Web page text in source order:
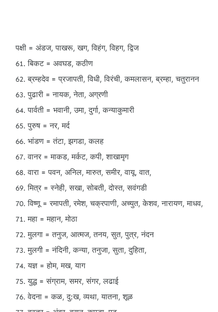
पक्षी = अंडज, पाखरू, खग, विहंग, विहग, द्विज
बिकट = अवघड, कठीण
ब्रम्हदेव = प्रजापती, विधी, विरंची, कमलासन, ब्रम्हा, चतुरानन
पुढारी = नायक, नेता, अग्रणी
पार्वती = भवानी, उमा, दुर्गा, कन्याकुमारी
पुरुष = नर, मर्द
भांडण = तंटा, झगडा, कलह
वानर = माकड, मर्कट, कपी, शाखामृग
वारा = पवन, अनिल, मारुत, समीर, वायू, वात,
मित्र = स्नेही, सखा, सोबती, दोस्त, सवंगडी
विष्णू = रमापती, रमेश, चक्रपाणी, अच्युत, केशव, नारायण, माधव,
महा = महान, मोठा
मुलगा = तनुज, आत्मज, तनय, सुत, पुत्र, नंदन
मुलगी = नंदिनी, कन्या, तनुजा, सुता, दुहिता,
यज्ञ = होम, मख, याग
युद्ध = संग्राम, समर, संगर, लढाई
वेदना = कळ, दु:ख, व्यथा, यातना, शूळ